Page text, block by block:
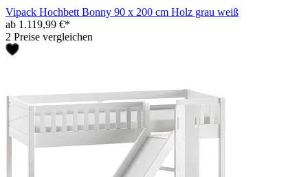
Vipack Hochbett Bonny 90 x 200 cm Holz grau weiß
ab 1.119,99 €*
2 Preise vergleichen